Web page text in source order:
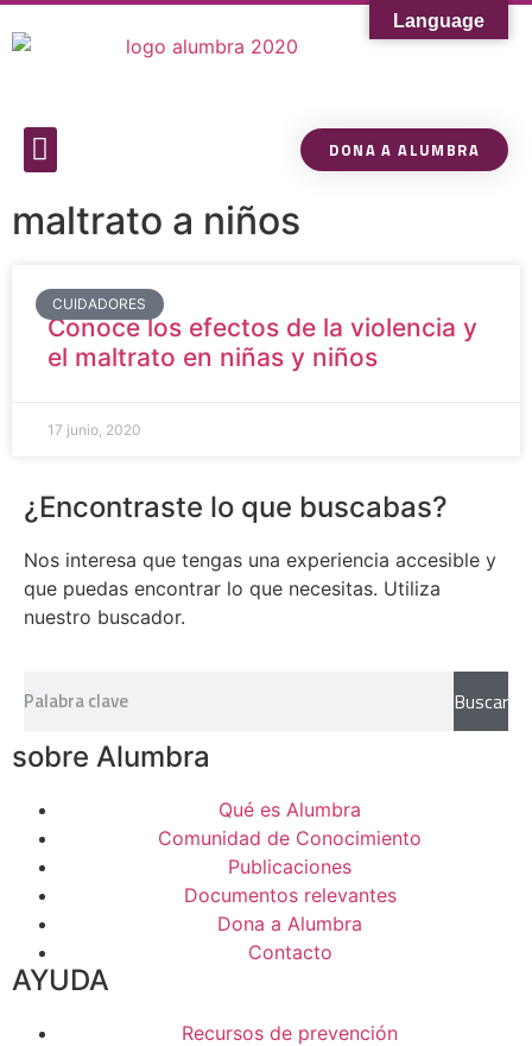
DONA A ALUMBRA
maltrato a niños
CUIDADORES
Conoce los efectos de la violencia y
el maltrato en niñas y niños
17 junio, 2020
¿Encontraste lo que buscabas?
Nos interesa que tengas una experiencia accesible y
que puedas encontrar lo que necesitas. Utiliza
nuestro buscador.
Buscar
sobre Alumbra
Qué es Alumbra
Comunidad de Conocimiento
Publicaciones
Documentos relevantes
Dona a Alumbra
Contacto
AYUDA
Recursos de prevención
Language